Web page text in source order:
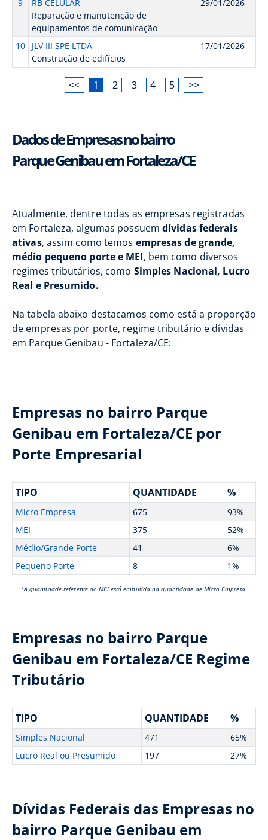
9
RB CELULAR
Reparação e manutenção de
equipamentos de comunicação
29/01/2026
10
JLV III SPE LTDA
Construção de edifícios
17/01/2026
<< 1 2 3 4 5 >>
Dados de Empresas no bairro
Parque Genibau em Fortaleza/CE
Atualmente, dentre todas as empresas registradas
em Fortaleza, algumas possuemdívidas federais
ativas, assim como temos empresas de grande,
médio pequeno porte e MEI, bem como diversos
regimes tributários, como Simples Nacional, Lucro
Real e Presumido.
Na tabela abaixo destacamos como está a proporção
de empresas por porte, regime tributário e dívidas
em Parque Genibau - Fortaleza/CE:
Empresas no bairro Parque
Genibau em Fortaleza/CE por
Porte Empresarial
TIPO QUANTIDADE %
Micro Empresa 675
93%
MEI
375
52%
Médio/Grande Porte
41
6%
Pequeno Porte
8 1%
*A quantidade referente ao MEI está embutida na quantidade de Micro Empresa.
Empresas no bairro Parque
Genibau em Fortaleza/CE Regime
Tributário
TIPO QUANTIDADE %
Simples Nacional 471
65%
Lucro Real ou Presumido
197 27%
Dívidas Federais das Empresas no
bairro Parque Genibau em